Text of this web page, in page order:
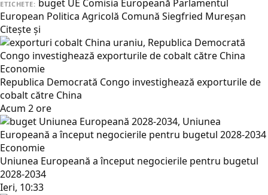
ETICHETE: buget UE Comisia Europeană Parlamentul
European Politica Agricolă Comună Siegfried Mureşan
Citește și
Economie
Republica Democrată Congo investighează exporturile de
cobalt către China
Acum 2 ore
Economie
Uniunea Europeană a început negocierile pentru bugetul
2028-2034
Ieri, 10:33